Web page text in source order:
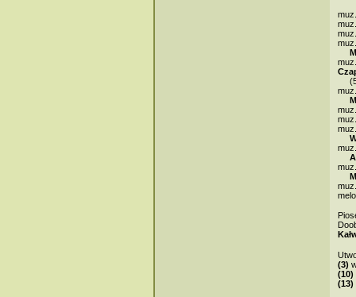
(3)
(10)
(13)